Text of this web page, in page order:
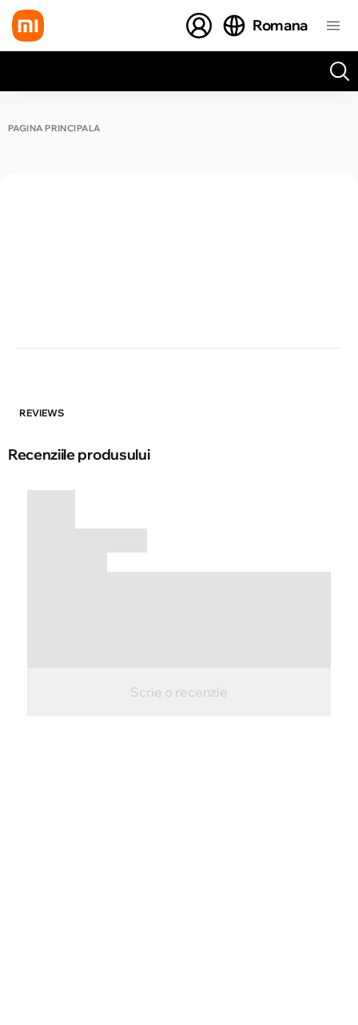
Romana
PAGINA PRINCIPALĂ
REVIEWS
Recenziile produsului
Scrie o recenzie